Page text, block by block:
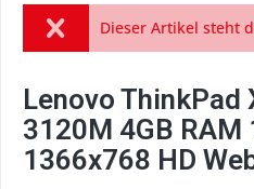
Dieser Artikel steht
Lenovo ThinkPad
3120M 4GB RAM
1366x768 HD